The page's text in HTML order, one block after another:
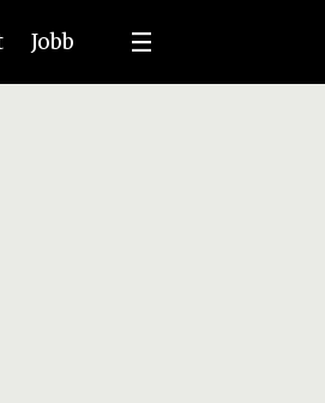
Jobb